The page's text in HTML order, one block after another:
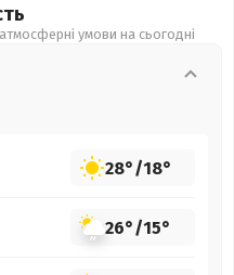
умови на сьогодні
28°/18°
26°/15°